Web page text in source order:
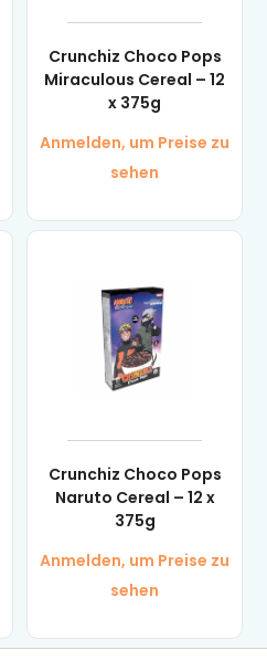
Crunchiz Choco Pops
Miraculous Cereal – 12
x 375g
Anmelden, um Preise zu
sehen
Crunchiz Choco Pops
Naruto Cereal – 12 x
375g
Anmelden, um Preise zu
sehen